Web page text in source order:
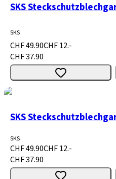
SKS
CHF 49.90CHF 12.-
CHF 37.90
SKS
CHF 49.90CHF 12.-
CHF 37.90